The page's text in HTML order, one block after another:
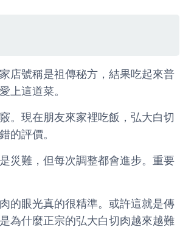
店號稱是祖傳秘方，結果吃起來普
上這道菜。
。現在朋友來家裡吃飯，弘大白切
的評價。
災難，但每次調整都會進步。重要
的眼光真的很精準。或許這就是傳
為什麼正宗的弘大白切肉越來越難